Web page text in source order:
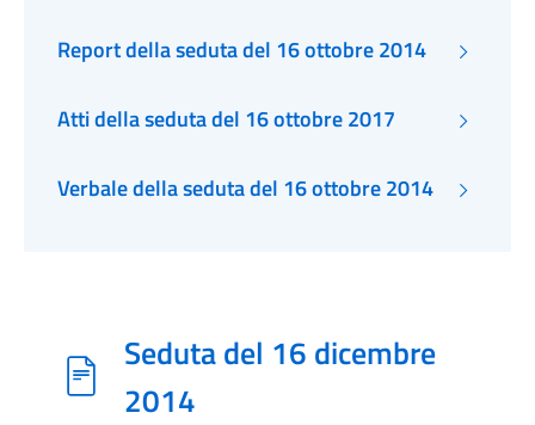
Report della seduta del 16 ottobre 2014
Atti della seduta del 16 ottobre 2017
Verbale della seduta del 16 ottobre 2014
Seduta del 16 dicembre
2014